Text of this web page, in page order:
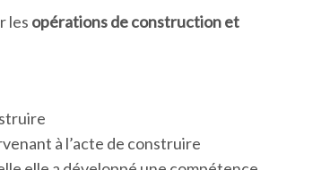
les opérations de construction et
à l’acte de construire